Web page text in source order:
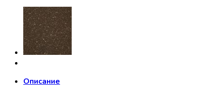
Описание